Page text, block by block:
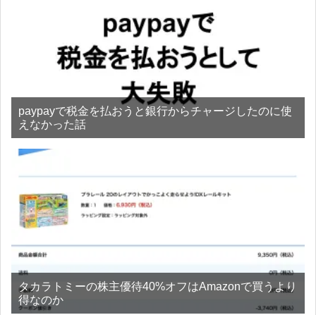
paypayで税金を払おうと銀行からチャージしたのに使
えなかった話
タカラトミーの株主優待40%オフはAmazonで買うより
得なのか